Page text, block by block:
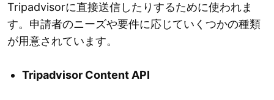
Tripadvisorに直接送信したりするために使われま
す。申請者のニーズや要件に応じていくつかの種類
が用意されています。
Tripadvisor Content API